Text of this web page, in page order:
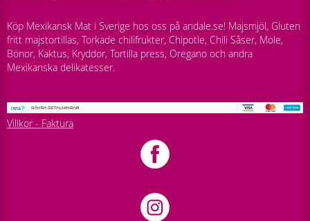
Köp Mexikansk Mat i Sverige hos oss på andale.se! Majsmjöl, Gluten
fritt majstortillas, Torkade chilifrukter, Chipotle, Chili Såser, Mole,
Bönor, Kaktus, Kryddor, Tortilla press, Oregano och andra
Mexikanska delikatesser.
Villkor - Faktura